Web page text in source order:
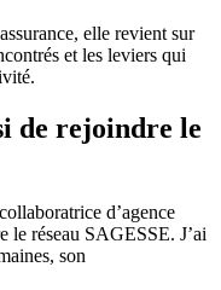
elle revient sur
et les leviers qui
de rejoindre le
d’agence
le réseau SAGESSE. J’ai
son